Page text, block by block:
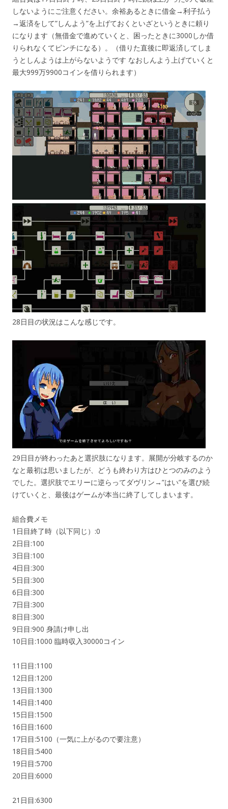
しないようにご注意ください。余裕あるときに借金→利子払う
→返済をして”しんよう”を上げておくといざというときに頼り
になります（無借金で進めていくと、困ったときに3000しか借
りられなくてピンチになる）。（借りた直後に即返済してしま
うとしんようは上がらないようです なおしんよう上げていくと
最大999万9900コインを借りられます）
28日目の状況はこんな感じです。
29日目が終わったあと選択肢になります。展開が分岐するのか
なと最初は思いましたが、どうも終わり方はひとつのみのよう
でした。選択肢でエリーに逆らってダヴリン→”はい”を選び続
けていくと、最後はゲームが本当に終了してしまいます。
組合費メモ
1日目終了時（以下同じ）:0
2日目:100
3日目:100
4日目:300
5日目:300
6日目:300
7日目:300
8日目:300
9日目:900 身請け申し出
10日目:1000 臨時収入30000コイン
11日目:1100
12日目:1200
13日目:1300
14日目:1400
15日目:1500
16日目:1600
17日目:5100（一気に上がるので要注意）
18日目:5400
19日目:5700
20日目:6000
21日目:6300